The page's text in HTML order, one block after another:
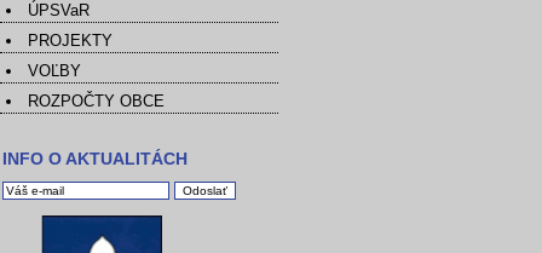
ÚPSVaR
PROJEKTY
VOĽBY
ROZPOČTY OBCE
INFO O AKTUALITÁCH